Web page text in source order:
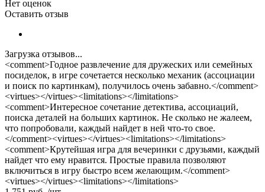
Нет оценок
Оставить отзыв
Загрузка отзывов...
<comment>Годное развлечение для дружеских или семейных
посиделок, в игре сочетается несколько механик (ассоциации
и поиск по картинкам), получилось очень забавно.</comment>
<virtues></virtues><limitations></limitations>
<comment>Интересное сочетание детектива, ассоциаций,
поиска деталей на больших картинок. Не сколько не жалеем,
что попробовали, каждый найдет в ней что-то свое.
</comment><virtues></virtues><limitations></limitations>
<comment>Крутейшая игра для вечеринки с друзьями, каждый
найдет что ему нравится. Простые правила позволяют
включиться в игру быстро всем желающим.</comment>
<virtues></virtues><limitations></limitations>